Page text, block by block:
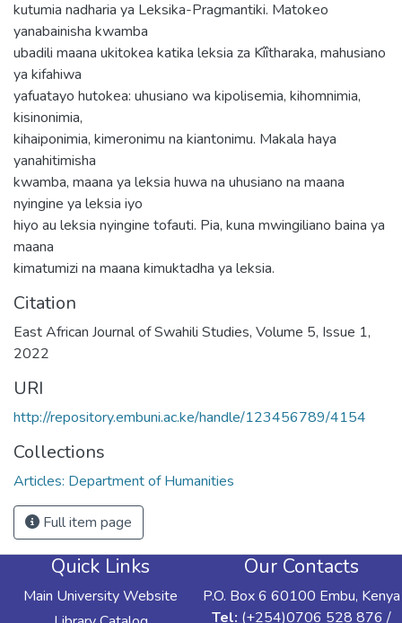
kutumia nadharia ya Leksika-Pragmantiki. Matokeo
yanabainisha kwamba
ubadili maana ukitokea katika leksia za Kîîtharaka, mahusiano
ya kifahiwa
yafuatayo hutokea: uhusiano wa kipolisemia, kihomnimia,
kisinonimia,
kihaiponimia, kimeronimu na kiantonimu. Makala haya
yanahitimisha
kwamba, maana ya leksia huwa na uhusiano na maana
nyingine ya leksia iyo
hiyo au leksia nyingine tofauti. Pia, kuna mwingiliano baina ya
maana
kimatumizi na maana kimuktadha ya leksia.
Citation
East African Journal of Swahili Studies, Volume 5, Issue 1,
2022
URI
http://repository.embuni.ac.ke/handle/123456789/4154
Collections
Articles: Department of Humanities
Full item page
Quick Links
Main University Website
Our Contacts
P.O. Box 6 60100 Embu, Kenya
Tel: (+254)0706 528 876 /